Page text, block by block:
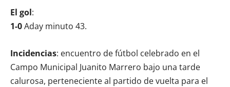
El gol:
1-0Aday minuto 43.
Incidencias: encuentro de fútbol celebrado en el
Campo Municipal Juanito Marrero bajo una tarde
calurosa, perteneciente al partido de vuelta para el